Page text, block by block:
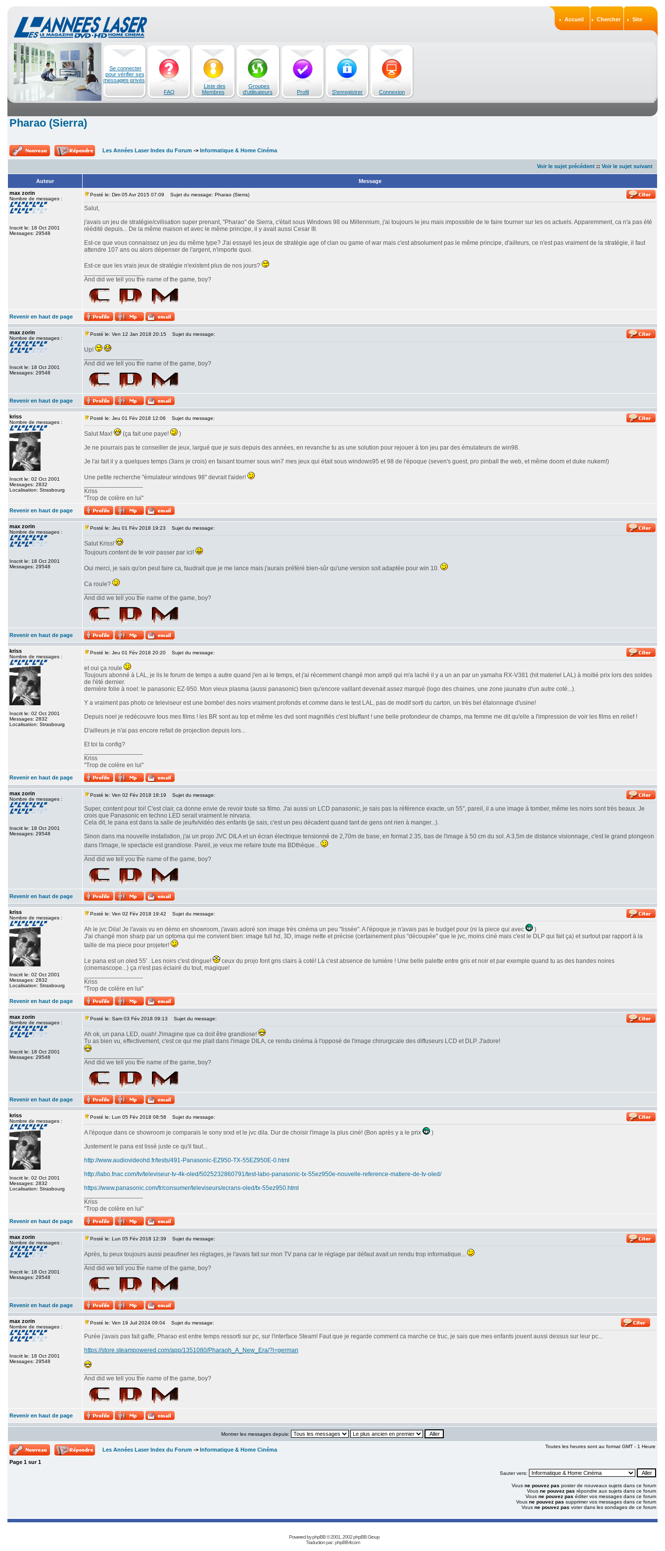
Accueil Chercher Site
Se connecter
pour vérifier ses
messages privés
FAQ
Liste des
Membres
Groupes
d'utilisateurs
Profil S'enregistrer Connexion
Pharao (Sierra)
Les Années Laser Index du Forum -> Informatique & Home Cinéma
Voir le sujet précédent :: Voir le sujet suivant
Auteur
Message
max zorin
Nombre de messages :
Inscrit le: 18 Oct 2001
Messages: 29548
Posté le: Dim 05 Avr 2015 07:09 Sujet du message: Pharao (Sierra)
Salut,
j'avais un jeu de stratégie/cvilisation super prenant, "Pharao" de Sierra, c'était sous Windows 98 ou Millennium, j'ai toujours le jeu mais impossible de le faire tourner sur les os actuels. Apparemment, ca n'a pas été
réédité depuis... De la même maison et avec le même principe, il y avait aussi Cesar III.
Est-ce que vous connaissez un jeu du même type? J'ai essayé les jeux de stratégie age of clan ou game of war mais c'est absolument pas le même principe, d'ailleurs, ce n'est pas vraiment de la stratégie, il faut
attendre 107 ans ou alors dépenser de l'argent, n'importe quoi.
Est-ce que les vrais jeux de stratégie n'existent plus de nos jours?
And did we tell you the name of the game, boy?
Revenir en haut de page
max zorin
Nombre de messages :
Inscrit le: 18 Oct 2001
Messages: 29548
Posté le: Ven 12 Jan 2018 20:15 Sujet du message:
Up!
And did we tell you the name of the game, boy?
Revenir en haut de page
kriss
Nombre de messages :
Inscrit le: 02 Oct 2001
Messages: 2832
Localisation: Strasbourg
Posté le: Jeu 01 Fév 2018 12:06 Sujet du message:
Salut Max! (ça fait une paye!
)
Je ne pourrais pas te conseiller de jeux, largué que je suis depuis des années, en revanche tu as une solution pour rejouer à ton jeu par des émulateurs de win98.
Je l'ai fait il y a quelques temps (3ans je crois) en faisant tourner sous win7 mes jeux qui était sous windows95 et 98 de l'époque (seven's guest, pro pinball the web, et même doom et duke nukem!)
Une petite recherche "émulateur windows 98" devrait t'aider!
Kriss
"Trop de colère en lui"
Revenir en haut de page
max zorin
Nombre de messages :
Inscrit le: 18 Oct 2001
Messages: 29548
Posté le: Jeu 01 Fév 2018 19:23 Sujet du message:
Salut Kriss!
Toujours content de te voir passer par ici!
Oui merci, je sais qu'on peut faire ca, faudrait que je me lance mais j'aurais préféré bien-sûr qu'une version soit adaptée pour win 10.
Ca roule?
And did we tell you the name of the game, boy?
Revenir en haut de page
kriss
Nombre de messages :
Inscrit le: 02 Oct 2001
Messages: 2832
Localisation: Strasbourg
Posté le: Jeu 01 Fév 2018 20:20 Sujet du message:
et oui ça roule
Toujours abonné à LAL, je lis le forum de temps a autre quand j'en ai le temps, et j'ai récemment changé mon ampli qui m'a laché il y a un an par un yamaha RX-V381 (hit materiel LAL) à moitié prix lors des soldes
de l'été dernier.
dernière folie à noel: le panasonic EZ-950. Mon vieux plasma (aussi panasonic) bien qu'encore vaillant devenait assez marqué (logo des chaines, une zone jaunatre d'un autre coté...).
Y a vraiment pas photo ce televiseur est une bombe! des noirs vraiment profonds et comme dans le test LAL, pas de modif sorti du carton, un très bel étalonnage d'usine!
Depuis noel je redécouvre tous mes films ! les BR sont au top et même les dvd sont magnifiés c'est bluffant ! une belle profondeur de champs, ma femme me dit qu'elle a l'impression de voir les films en relief !
D'ailleurs je n'ai pas encore refait de projection depuis lors...
Et toi ta config?
Kriss
"Trop de colère en lui"
Revenir en haut de page
max zorin
Nombre de messages :
Inscrit le: 18 Oct 2001
Messages: 29548
Posté le: Ven 02 Fév 2018 18:19 Sujet du message:
Super, content pour toi! C'est clair, ca donne envie de revoir toute sa filmo. J'ai aussi un LCD panasonic, je sais pas la référence exacte, un 55", pareil, il a une image à tomber, même les noirs sont très beaux. Je
crois que Panasonic en techno LED serait vraiment le nirvana.
Cela dit, le pana est dans la salle de jeu/tv/vidéo des enfants (je sais, c'est un peu décadent quand tant de gens ont rien à manger...).
Sinon dans ma nouvelle installation, j'ai un projo JVC DILA et un écran électrique tensionné de 2,70m de base, en format 2.35, bas de l'image à 50 cm du sol. A 3,5m de distance visionnage, c'est le grand plongeon
dans l'image, le spectacle est grandiose. Pareil, je veux me refaire toute ma BDthèque...
And did we tell you the name of the game, boy?
Revenir en haut de page
kriss
Nombre de messages :
Inscrit le: 02 Oct 2001
Messages: 2832
Localisation: Strasbourg
Posté le: Ven 02 Fév 2018 19:42 Sujet du message:
Ah le jvc Dila! Je l'avais vu en démo en showroom, j'avais adoré son image très cinéma un peu "lissée". A l'époque je n'avais pas le budget pour (ni la piece qui avec
)
J'ai changé mon sharp par un optoma qui me convient bien: image full hd, 3D, image nette et précise (certainement plus "découpée" que le jvc, moins ciné mais c'est le DLP qui fait ça) et surtout par rapport à la
taille de ma piece pour projeter!
Le pana est un oled 55' . Les noirs c'est dingue!
ceux du projo font gris clairs à coté! Là c'est absence de lumière ! Une belle palette entre gris et noir et par exemple quand tu as des bandes noires
(cinemascope...) ça n'est pas éclairé du tout, magique!
Kriss
"Trop de colère en lui"
Revenir en haut de page
max zorin
Nombre de messages :
Inscrit le: 18 Oct 2001
Messages: 29548
Posté le: Sam 03 Fév 2018 09:13 Sujet du message:
Ah ok, un pana LED, ouah! J'imagine que ca doit être grandiose!
Tu as bien vu, effectivement, c'est ce qui me plait dans l'image DILA, ce rendu cinéma à l'opposé de l'image chirurgicale des diffuseurs LCD et DLP. J'adore!
And did we tell you the name of the game, boy?
Revenir en haut de page
kriss
Nombre de messages :
Inscrit le: 02 Oct 2001
Messages: 2832
Localisation: Strasbourg
Posté le: Lun 05 Fév 2018 08:58 Sujet du message:
A l'époque dans ce showroom je comparais le sony srxd et le jvc dila. Dur de choisir l'image la plus ciné! (Bon après y a le prix
)
Justement le pana est lissé juste ce qu'il faut...
http://www.audiovideohd.fr/tests/491-Panasonic-EZ950-TX-55EZ950E-0.html
http://labo.fnac.com/tv/televiseur-tv-4k-oled/5025232860791/test-labo-panasonic-tx-55ez950e-nouvelle-reference-matiere-de-tv-oled/
https://www.panasonic.com/fr/consumer/televiseurs/ecrans-oled/tx-55ez950.html
Kriss
"Trop de colère en lui"
Revenir en haut de page
max zorin
Nombre de messages :
Inscrit le: 18 Oct 2001
Messages: 29548
Posté le: Lun 05 Fév 2018 12:39 Sujet du message:
Après, tu peux toujours aussi peaufiner les réglages, je l'avais fait sur mon TV pana car le réglage par défaut avait un rendu trop informatique...
And did we tell you the name of the game, boy?
Revenir en haut de page
max zorin
Nombre de messages :
Inscrit le: 18 Oct 2001
Messages: 29548
Posté le: Ven 19 Juil 2024 09:04 Sujet du message:
Purée j'avais pas fait gaffe, Pharao est entre temps ressorti sur pc, sur l'interface Steam! Faut que je regarde comment ca marche ce truc, je sais que mes enfants jouent aussi dessus sur leur pc...
https://store.steampowered.com/app/1351080/Pharaoh_A_New_Era/?l=german
And did we tell you the name of the game, boy?
Revenir en haut de page
Montrer les messages depuis:
Les Années Laser Index du Forum -> Informatique & Home Cinéma
Toutes les heures sont au format GMT - 1 Heure
Page 1 sur1
Sauter vers:
Vous ne pouvez pas poster de nouveaux sujets dans ce forum
Vous ne pouvez pas répondre aux sujets dans ce forum
Vous ne pouvez pas éditer vos messages dans ce forum
Vous ne pouvez pas supprimer vos messages dans ce forum
Vous ne pouvez pas voter dans les sondages de ce forum
Powered byphpBB© 2001, 2002 phpBB Group
Traduction par :phpBB-fr.com